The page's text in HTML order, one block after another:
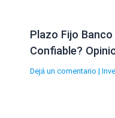
Plazo Fijo
Confiable?
Dejá un comentario |